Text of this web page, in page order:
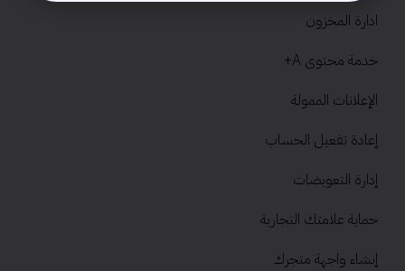
ادارة المخزون
خدمة محتوى A+
الإعلانات الممولة
إعادة تفعيل الحساب
إدارة التعويضات
حماية علامتك التجارية
إنشاء واجهة متجرك